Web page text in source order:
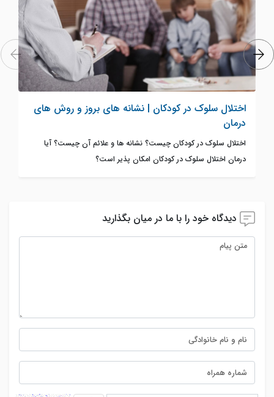
اختلال سلوک در کودکان | نشانه های بروز و روش های
درمان
اختلال سلوک در کودکان چیست؟ نشانه ها و علائم آن چیست؟ آیا
درمان اختلال سلوک در کودکان امکان پذیر است؟
دیدگاه خود را با ما در میان بگذارید